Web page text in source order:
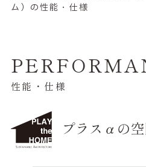
ム）の性能・仕様
性能・仕様